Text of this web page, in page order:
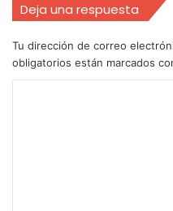
Deja una respuesta
Tu dirección de correo
obligatorios están marcados